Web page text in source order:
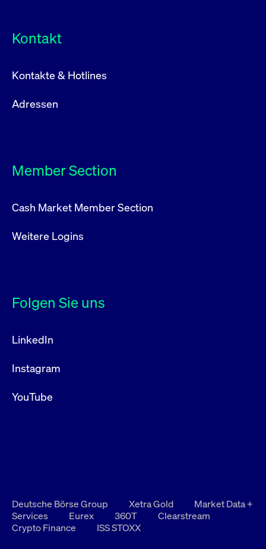
Kontakt
Kontakte & Hotlines
Adressen
Member Section
Cash Market Member Section
Weitere Logins
Folgen Sie uns
LinkedIn
Instagram
YouTube
Deutsche Börse Group Xetra Gold
Market Data +
Services
Eurex 360T
Clearstream
Crypto Finance
ISS STOXX